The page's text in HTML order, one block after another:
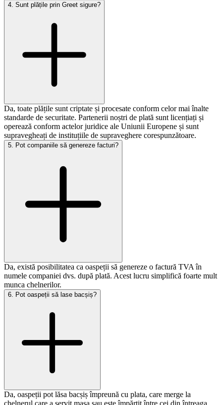
4. Sunt plățile prin Greet sigure?
Da, toate plățile sunt criptate și procesate conform celor mai înalte
standarde de securitate. Partenerii noștri de plată sunt licențiați și
operează conform actelor juridice ale Uniunii Europene și sunt
supravegheați de instituțiile de supraveghere corespunzătoare.
5. Pot companiile să genereze facturi?
Da, există posibilitatea ca oaspeții să genereze o factură TVA în
numele companiei dvs. după plată. Acest lucru simplifică foarte mult
munca chelnerilor.
6. Pot oaspeții să lase bacșiș?
Da, oaspeții pot lăsa bacșiș împreună cu plata, care merge la